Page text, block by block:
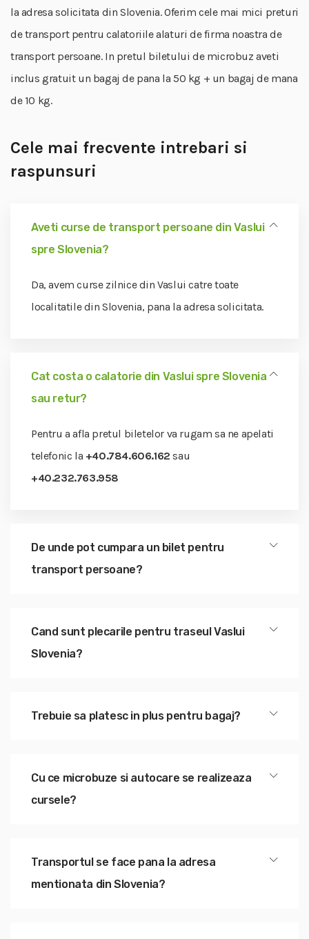
la adresa solicitata din Slovenia. Oferim cele mai mici preturi
de transport pentru calatoriile alaturi de firma noastra de
transport persoane. In pretul biletului de microbuz aveti
inclus gratuit un bagaj de pana la 50 kg + un bagaj de mana
de 10 kg.
Cele mai frecvente intrebari si
raspunsuri
Aveti curse de transport persoane din Vaslui
spre Slovenia?
Da, avem curse zilnice din Vaslui catre toate
localitatile din Slovenia, pana la adresa solicitata.
Cat costa o calatorie din Vaslui spre Slovenia
sau retur?
Pentru a afla pretul biletelor va rugam sa ne apelati
telefonic la +40.784.606.162 sau
+40.232.763.958
De unde pot cumpara un bilet pentru
transport persoane?
Cand sunt plecarile pentru traseul Vaslui
Slovenia?
Trebuie sa platesc in plus pentru bagaj?
Cu ce microbuze si autocare se realizeaza
cursele?
Transportul se face pana la adresa
mentionata din Slovenia?